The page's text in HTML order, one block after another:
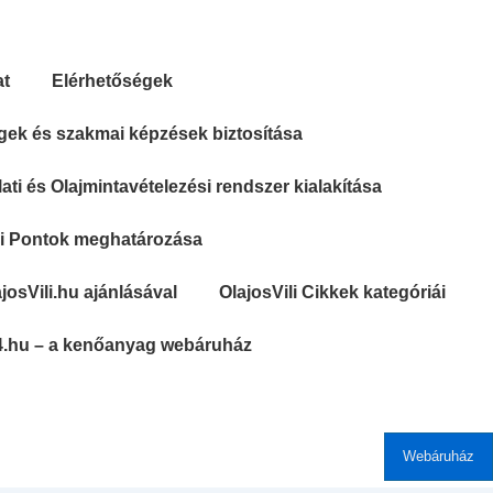
Elérhetőségek
és szakmai képzések biztosítása
és Olajmintavételezési rendszer kialakítása
Pontok meghatározása
ajánlásával OlajosVili Cikkek kategóriái
– a kenőanyag webáruház
Webáruház